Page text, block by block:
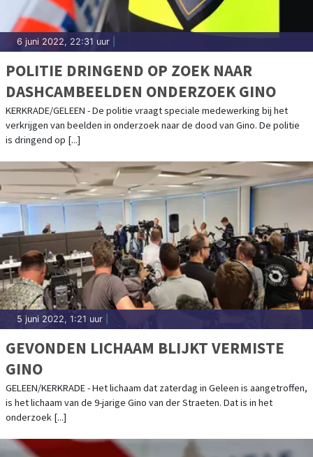
6 juni 2022, 22:31 uur
POLITIE DRINGEND OP ZOEK NAAR
DASHCAMBEELDEN ONDERZOEK GINO
KERKRADE/GELEEN - De politie vraagt speciale medewerking bij het
verkrijgen van beelden in onderzoek naar de dood van Gino. De politie
is dringend op [...]
5 juni 2022, 1:21 uur
GEVONDEN LICHAAM BLIJKT VERMISTE
GINO
GELEEN/KERKRADE - Het lichaam dat zaterdag in Geleen is aangetroffen,
is het lichaam van de 9-jarige Gino van der Straeten. Dat is in het
onderzoek [...]